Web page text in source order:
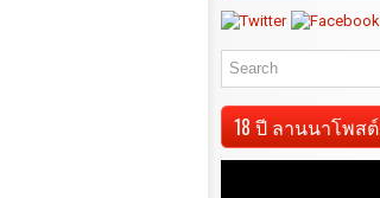
18 ปี ลานนาโพสต์